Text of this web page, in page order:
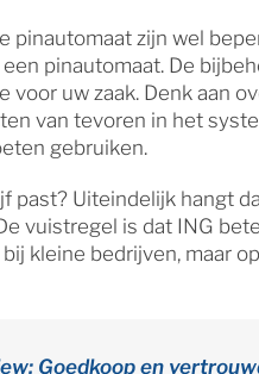
zijn wel
pinautomaat. De
uw zaak. Denk aan
van tevoren in het
gebruiken.
past? Uiteindelijk hangt
vuistregel is dat ING
kleine bedrijven, maar
Goedkoop en